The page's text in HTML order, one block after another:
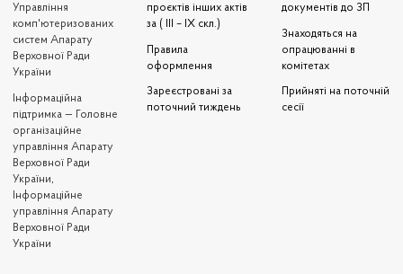
Управління
комп'ютеризованих
систем Апарату
Верховної Ради
України
Iнформаційна
підтримка — Головне
організаційне
управління Апарату
Верховної Ради
України,
Інформаційне
управління Апарату
Верховної Ради
України
проєктів інших актів
за ( III – IX скл.)
Правила
оформлення
Зареєстровані за
поточний тиждень
документів до ЗП
Знаходяться на
опрацюванні в
комітетах
Прийняті на поточній
сесії